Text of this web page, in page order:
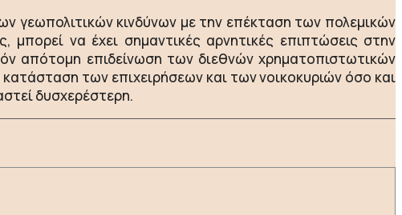
γεωπολιτικών κινδύνων με την επέκταση των πολεμικών
να έχει σημαντικές αρνητικές επιπτώσεις στην
απότομη επιδείνωση των διεθνών χρηματοπιστωτικών
των επιχειρήσεων και των νοικοκυριών όσο και
δυσχερέστερη.